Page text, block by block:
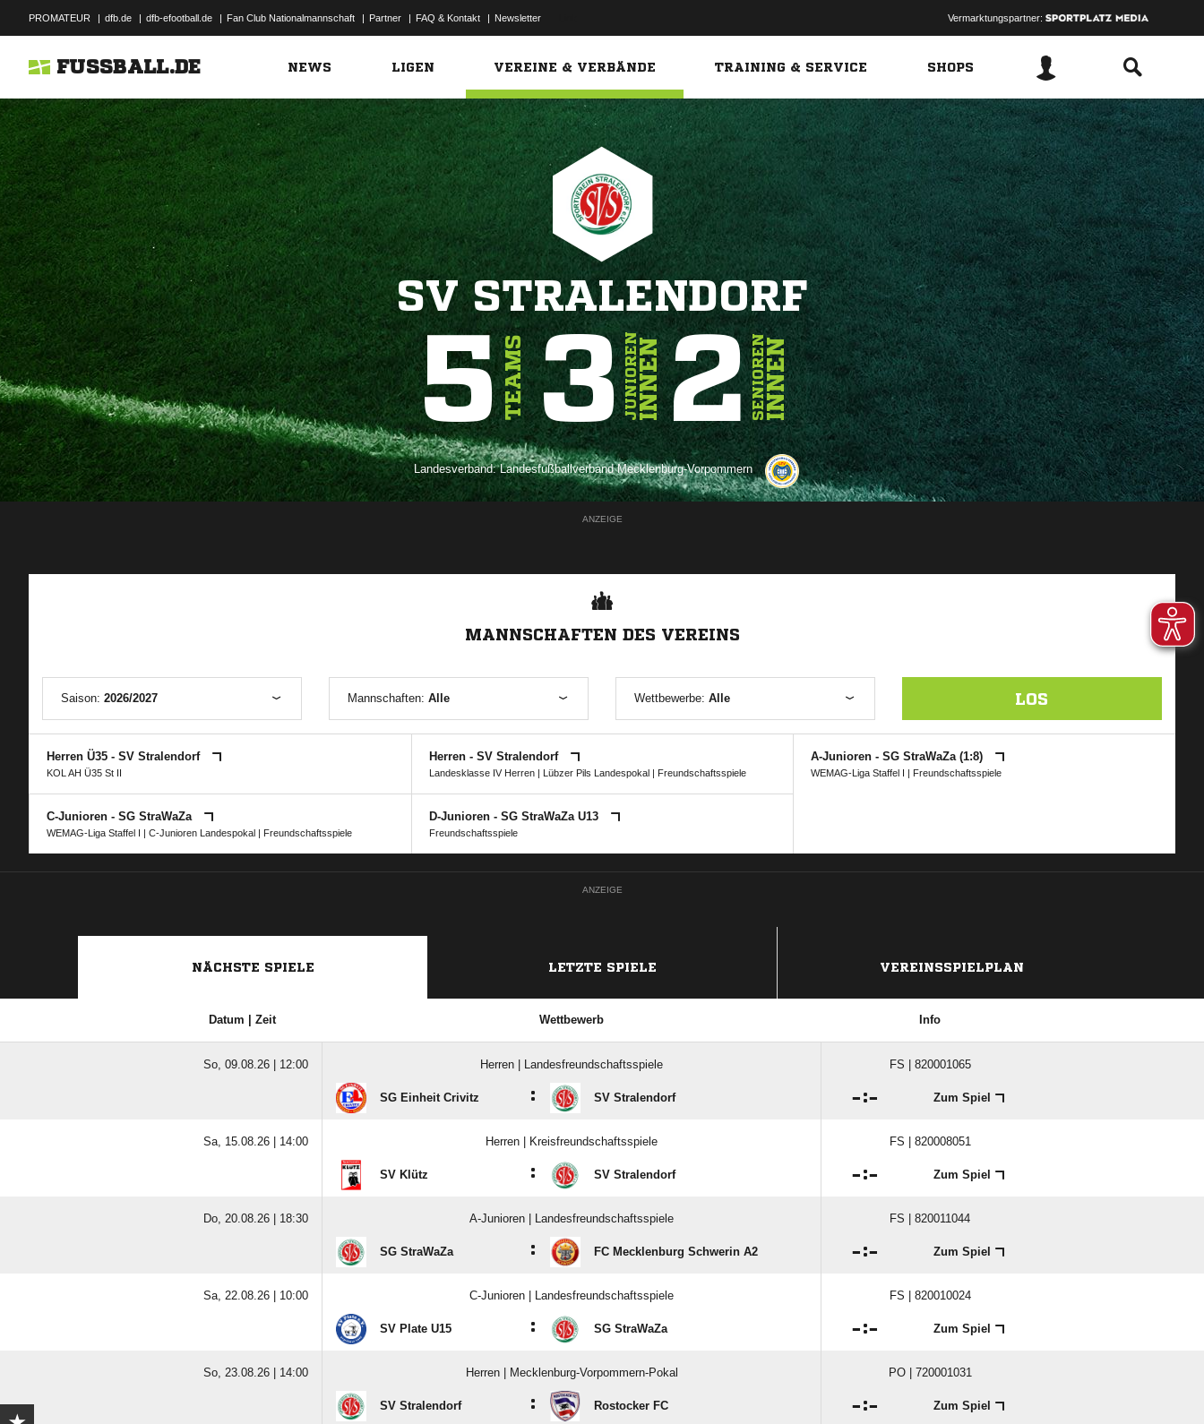
PROMATEUR | dfb.de | dfb-efootball.de | Fan Club Nationalmannschaft | Partner | FAQ & Kontakt | Newsletter Vermarktungspartner:
FUSSBALL.DE NEWS LIGEN VEREINE & VERBÄNDE TRAINING & SERVICE SHOPS
SV STRALENDORF
5TEAMS3JUNIORENINNEN2SENIORENINNEN
Landesverband:Landesfußballverband Mecklenburg-Vorpommern
ANZEIGE
MANNSCHAFTEN DES VEREINS
Saison: 2026/2027 Mannschaften: Alle Wettbewerbe: Alle LOS
Herren Ü35 - SV Stralendorf
KOL AH Ü35 St II
Herren - SV Stralendorf
Landesklasse IV Herren| Lübzer Pils Landespokal| Freundschaftsspiele
A-Junioren - SG StraWaZa (1:8)
WEMAG-Liga Staffel I | Freundschaftsspiele
C-Junioren - SG StraWaZa
WEMAG-Liga Staffel I | C-Junioren Landespokal | Freundschaftsspiele
D-Junioren - SG StraWaZa U13
Freundschaftsspiele
ANZEIGE
NÄCHSTE SPIELE LETZTE SPIELE VEREINSSPIELPLAN
Datum | Zeit Wettbewerb Info
So, 09.08.26 | 12:00 Herren | Landesfreundschaftsspiele FS | 820001065
SG Einheit Crivitz : SV Stralendorf : Zum Spiel
Sa, 15.08.26 | 14:00 Herren | Kreisfreundschaftsspiele FS | 820008051
SV Klütz : SV Stralendorf : Zum Spiel
Do, 20.08.26 | 18:30 A-Junioren | Landesfreundschaftsspiele FS | 820011044
SG StraWaZa : FC Mecklenburg Schwerin A2 : Zum Spiel
Sa, 22.08.26 | 10:00 C-Junioren | Landesfreundschaftsspiele FS | 820010024
SV Plate U15 : SG StraWaZa : Zum Spiel
So, 23.08.26 | 14:00 Herren | Mecklenburg-Vorpommern-Pokal PO | 720001031
SV Stralendorf : Rostocker FC : Zum Spiel